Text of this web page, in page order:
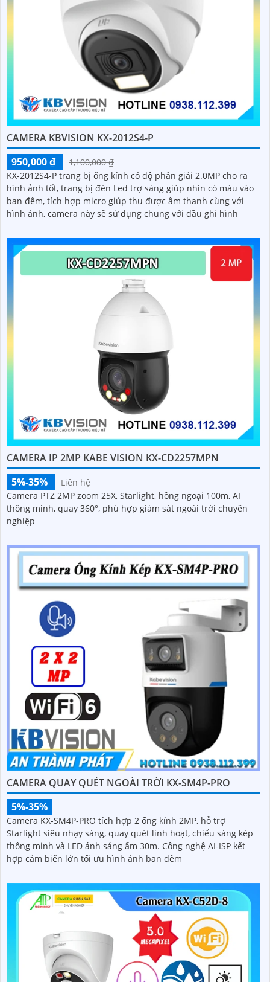
CAMERA KBVISION KX-2012S4-P
950,000 ₫
1,100,000 ₫
KX-2012S4-P trang bị ống kính có độ phân giải 2.0MP cho ra
hình ảnh tốt, trang bị đèn Led trợ sáng giúp nhìn có màu vào
ban đêm, tích hợp micro giúp thu được âm thanh cùng với
hình ảnh, camera này sẽ sử dụng chung với đầu ghi hình
CAMERA IP 2MP KABE VISION KX-CD2257MPN
5%-35%
Liên hệ
Camera PTZ 2MP zoom 25X, Starlight, hồng ngoại 100m, AI
thông minh, quay 360°, phù hợp giám sát ngoài trời chuyên
nghiệp
CAMERA QUAY QUÉT NGOÀI TRỜI KX-SM4P-PRO
5%-35%
Camera KX-SM4P-PRO tích hợp 2 ống kính 2MP, hỗ trợ
Starlight siêu nhạy sáng, quay quét linh hoạt, chiếu sáng kép
thông minh và LED ánh sáng ấm 30m. Công nghệ AI-ISP kết
hợp cảm biến lớn tối ưu hình ảnh ban đêm